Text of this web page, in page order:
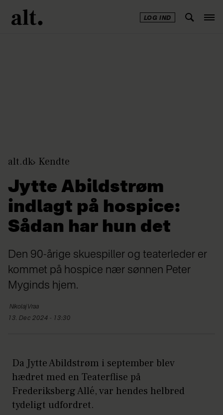
LOG IND
alt.dk Kendte
Jytte Abildstrøm
indlagt på hospice:
Sådan har hun det
Den 90-årige skuespiller og teaterleder er
kommet på hospice nær sønnen Peter
Myginds hjem.
Nikolaj Vraa
13. Dec 2024 - 13:30
Da Jytte Abildstrøm i september blev
hædret med en Teaterflise på
Frederiksberg Allé, var hendes helbred
tydeligt udfordret.